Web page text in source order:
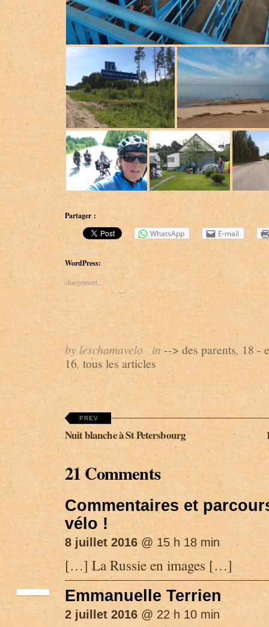
Partager :
WhatsApp
E-mail
WordPress:
chargement…
by leschamavelo in--> des parents, 18 -
16, tous les articles
PREV
Nuit blanche à St Petersbourg
21 Comments
Commentaires et
vélo !
8 juillet 2016@ 15 h 18 min
[…] La Russie en images […]
Emmanuelle Terrien
2 juillet 2016 @ 22 h 10 min